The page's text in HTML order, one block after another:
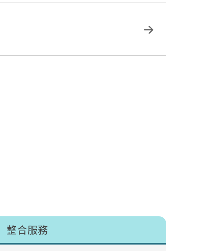
整合服務